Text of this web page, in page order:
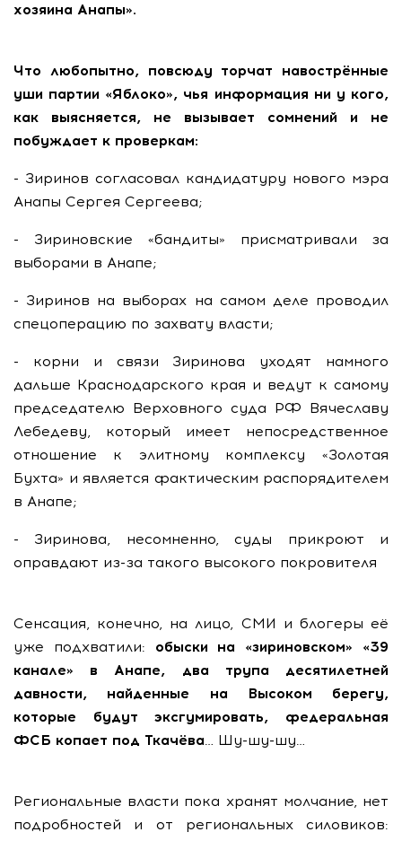
хозяина Анапы».
Что любопытно, повсюду торчат навострённые
уши партии «Яблоко», чья информация ни у кого,
как выясняется, не вызывает сомнений и не
побуждает к проверкам:
- Зиринов согласовал кандидатуру нового мэра
Анапы Сергея Сергеева;
- Зириновские «бандиты» присматривали за
выборами в Анапе;
- Зиринов на выборах на самом деле проводил
спецоперацию по захвату власти;
- корни и связи Зиринова уходят намного
дальше Краснодарского края и ведут к самому
председателю Верховного суда РФ Вячеславу
Лебедеву, который имеет непосредственное
отношение к элитному комплексу «Золотая
Бухта» и является фактическим распорядителем
в Анапе;
- Зиринова, несомненно, суды прикроют и
оправдают из-за такого высокого покровителя
Сенсация, конечно, на лицо, СМИ и блогеры её
уже подхватили: обыски на «зириновском» «39
канале» в Анапе, два трупа десятилетней
давности, найденные на Высоком берегу,
которые будут эксгумировать, федеральная
ФСБ копает под Ткачёва… Шу-шу-шу…
Региональные власти пока хранят молчание, нет
подробностей и от региональных силовиков: